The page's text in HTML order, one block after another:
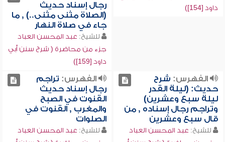
داود [154])
رجال إسناد حديث
(الصلاة مثنى مثنى..) , ما
جاء في صلاة النهار
للشيخ: عبد المحسن العباد
جزء من محاضرة ( شرح سنن أبي
داود [159])
الفهرس: شرح
حديث: (ليلة القدر
ليلة سبع وعشرين)
وتراجم رجال إسناده , من
قال سبع وعشرين
للشيخ: عبد المحسن العباد
الفهرس: تراجم
رجال إسناد حديث
القنوت في الصبح
والمغرب , القنوت في
الصلوات
للشيخ: عبد المحسن العباد